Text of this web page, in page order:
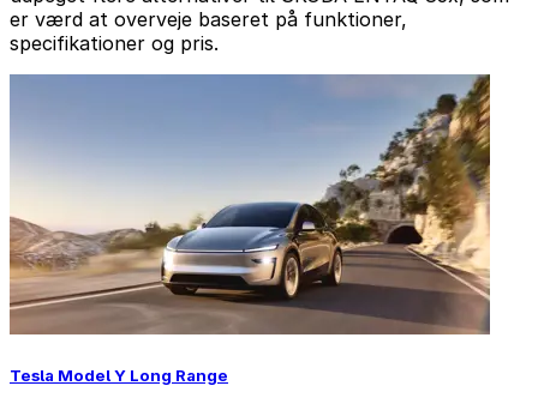
er værd at overveje baseret på funktioner,
specifikationer og pris.
Tesla Model Y Long Range